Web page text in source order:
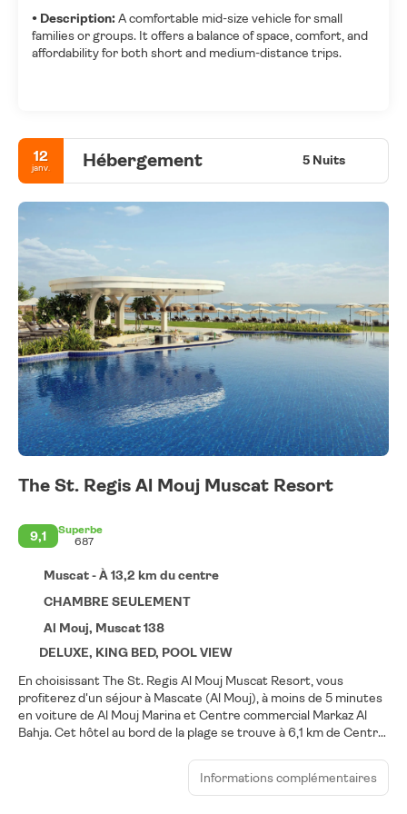
• Description:A comfortable mid-size vehicle for small
families or groups. It offers a balance of space, comfort, and
affordability for both short and medium-distance trips.
12
janv. Hébergement 5 Nuits
The St. Regis Al Mouj Muscat Resort
9,1
Superbe
687
Muscat - À 13,2 km du centre
CHAMBRE SEULEMENT
Al Mouj, Muscat 138
DELUXE, KING BED, POOL VIEW
En choisissant The St. Regis Al Mouj Muscat Resort, vous
profiterez d'un séjour à Mascate (Al Mouj), à moins de 5 minutes
en voiture de Al Mouj Marina et Centre commercial Markaz Al
Bahja. Cet hôtel au bord de la plage se trouve à 6,1 km de Centre
Passez de purs moments de détente dans l'incroyable spa de
Informations complémentaires